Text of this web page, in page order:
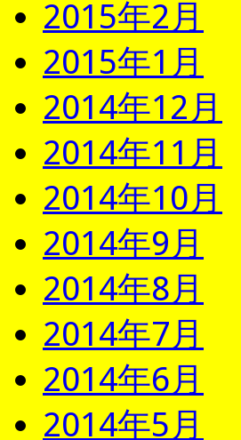
2015年2月
2015年1月
2014年12月
2014年11月
2014年10月
2014年9月
2014年8月
2014年7月
2014年6月
2014年5月